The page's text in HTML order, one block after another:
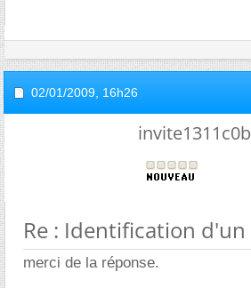
02/01/2009, 16h26
Re : Identification
merci de la réponse.